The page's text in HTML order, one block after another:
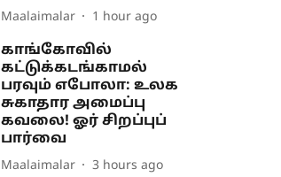
Maalaimalar 1 hour ago
காங்கோவில்
கட்டுக்கடங்காமல்
பரவும் எபோலா: உலக
சுகாதார அமைப்பு
கவலை! ஓர் சிறப்புப்
பார்வை
Maalaimalar 3 hours ago